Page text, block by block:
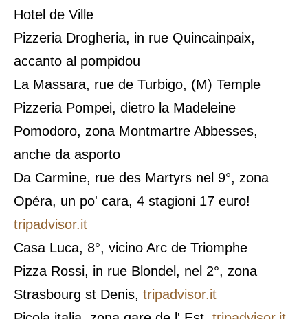
Hotel de Ville
Pizzeria Drogheria, in rue Quincainpaix,
accanto al pompidou
La Massara, rue de Turbigo, (M) Temple
Pizzeria Pompei, dietro la Madeleine
Pomodoro, zona Montmartre Abbesses,
anche da asporto
Da Carmine, rue des Martyrs nel 9°, zona
Opéra, un po' cara, 4 stagioni 17 euro!
tripadvisor.it
Casa Luca, 8°, vicino Arc de Triomphe
Pizza Rossi, in rue Blondel, nel 2°, zona
Strasbourg st Denis, tripadvisor.it